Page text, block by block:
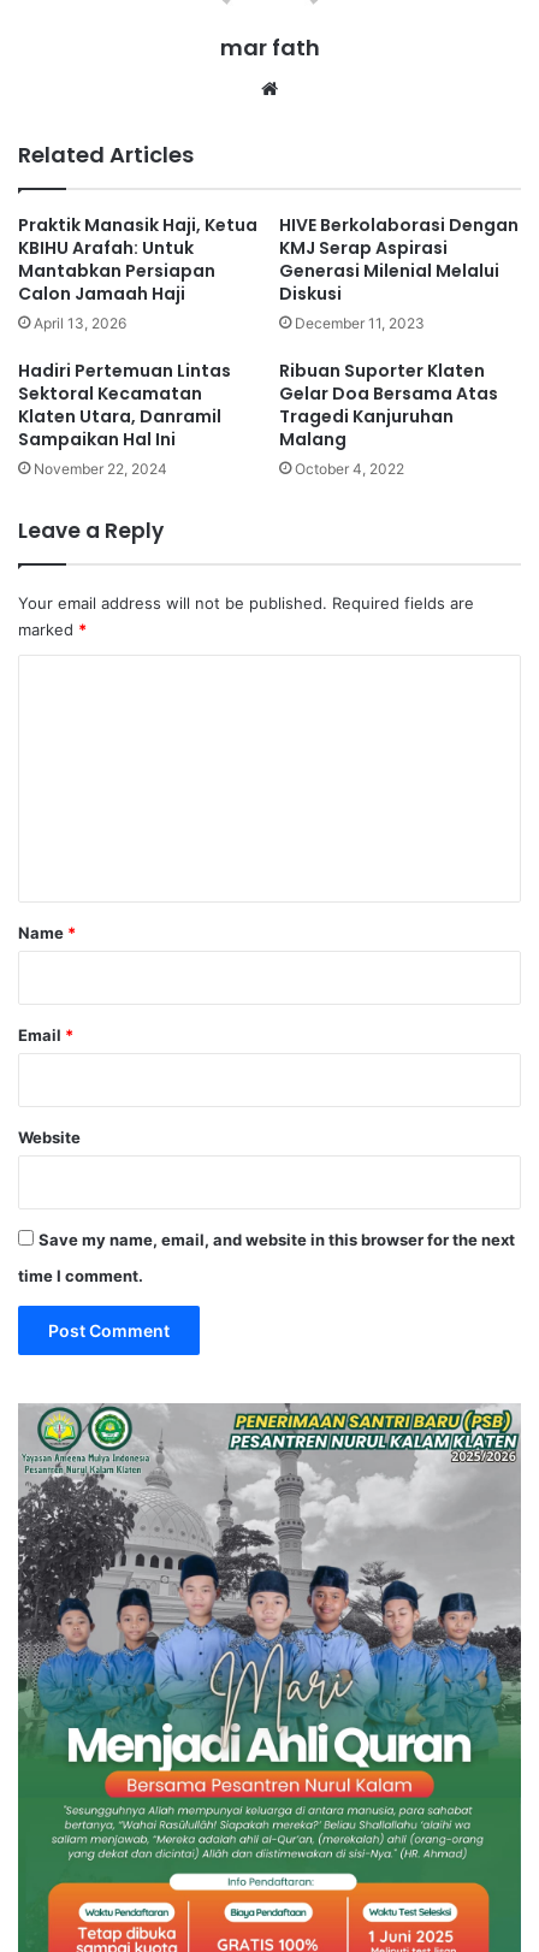
mar fath
Related Articles
Praktik Manasik Haji, Ketua
KBIHU Arafah: Untuk
Mantabkan Persiapan
Calon Jamaah Haji
April 13, 2026
HIVE Berkolaborasi Dengan
KMJ Serap Aspirasi
Generasi Milenial Melalui
Diskusi
December 11, 2023
Hadiri Pertemuan Lintas
Sektoral Kecamatan
Klaten Utara, Danramil
Sampaikan Hal Ini
November 22, 2024
Ribuan Suporter Klaten
Gelar Doa Bersama Atas
Tragedi Kanjuruhan
Malang
October 4, 2022
Leave a Reply
Your email address will not be published. Required fields are
marked *
Name *
Email *
Website
Save my name, email, and website in this browser for the next
time I comment.